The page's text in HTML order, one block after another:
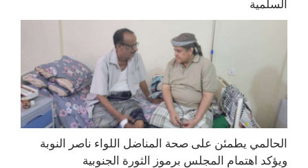
السلمية
الحالمي يطمئن على صحة المناضل اللواء ناصر النوبة
ويؤكد اهتمام المجلس برموز الثورة الجنوبية